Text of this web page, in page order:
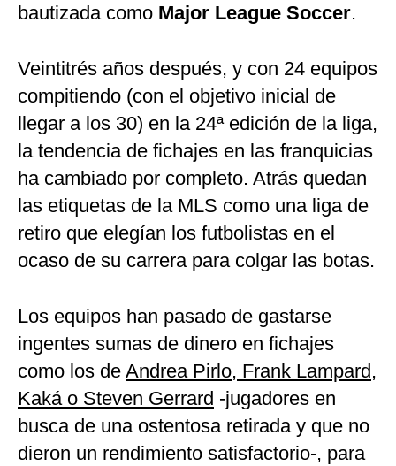
bautizada como Major League Soccer.
Veintitrés años después, y con 24 equipos
compitiendo (con el objetivo inicial de
llegar a los 30) en la 24ª edición de la liga,
la tendencia de fichajes en las franquicias
ha cambiado por completo. Atrás quedan
las etiquetas de la MLS como una liga de
retiro que elegían los futbolistas en el
ocaso de su carrera para colgar las botas.
Los equipos han pasado de gastarse
ingentes sumas de dinero en fichajes
como los de Andrea Pirlo, Frank Lampard,
Kaká o Steven Gerrard -jugadores en
busca de una ostentosa retirada y que no
dieron un rendimiento satisfactorio-, para